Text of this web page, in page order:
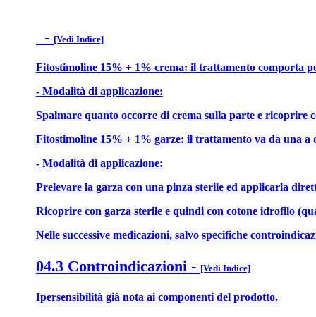
- [Vedi Indice]
Fitostimoline 15% + 1% crema: il trattamento comporta
- Modalità di applicazione:
Spalmare quanto occorre di crema sulla parte e ricoprire
Fitostimoline 15% + 1% garze: il trattamento va da una a
- Modalità di applicazione:
Prelevare la garza con una pinza sterile ed applicarla
Ricoprire con garza sterile e quindi con cotone idrofilo
Nelle successive medicazioni, salvo specifiche
04.3 Controindicazioni - [Vedi Indice]
Ipersensibilità già nota ai componenti del prodotto.